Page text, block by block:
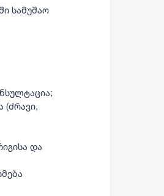
სამუშაო
(ძრავი,
და